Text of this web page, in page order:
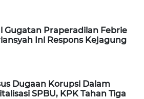
Gugatan Praperadilan Febrie
Ini Respons Kejagung
Dugaan Korupsi Dalam
SPBU, KPK Tahan Tiga